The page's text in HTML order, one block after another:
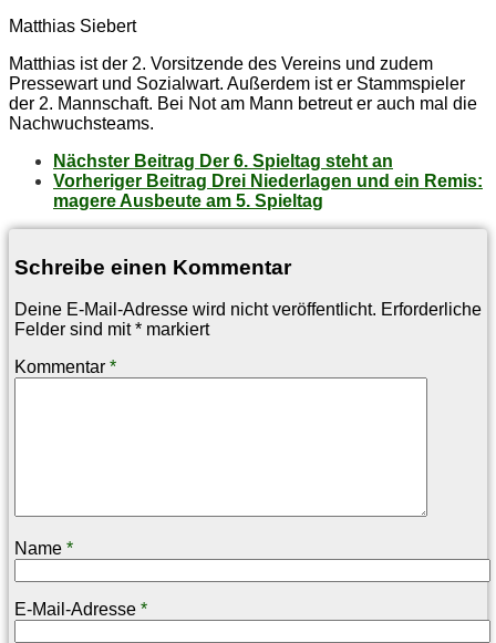
Matthias Siebert
Matthias ist der 2. Vorsitzende des Vereins und zudem
Pressewart und Sozialwart. Außerdem ist er Stammspieler
der 2. Mannschaft. Bei Not am Mann betreut er auch mal die
Nachwuchsteams.
Nächster Beitrag Der 6. Spiel­tag steht an
Vorheriger Beitrag Drei Nie­der­la­gen und ein Re­mis:
ma­ge­re Aus­beu­te am 5. Spieltag
Schreibe einen Kommentar
Deine E-Mail-Adresse wird nicht veröffentlicht. Erforderliche
Felder sind mit* markiert
Kommentar *
Name *
E-Mail-Adresse *